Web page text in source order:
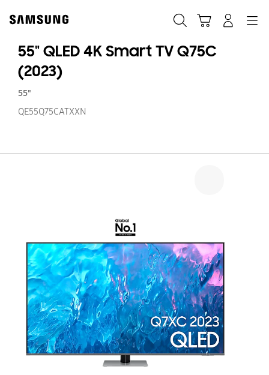
content
55" QLED 4K Smart TV Q75C
(2023)
55"
QE55Q75CATXXN